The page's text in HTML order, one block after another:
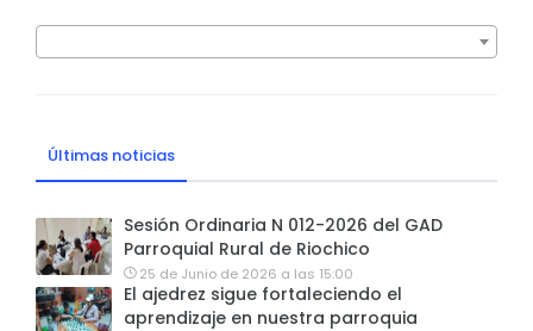
Últimas noticias
Sesión Ordinaria N 012-2026 del GAD
Parroquial Rural de Riochico
25 de Junio de 2026 a las 15:00
El ajedrez sigue fortaleciendo el
aprendizaje en nuestra parroquia